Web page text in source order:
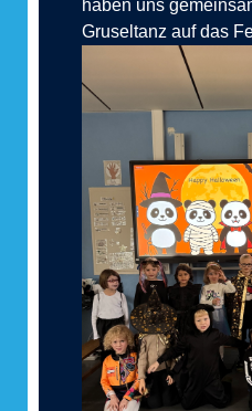
haben uns
Gruseltanz auf das